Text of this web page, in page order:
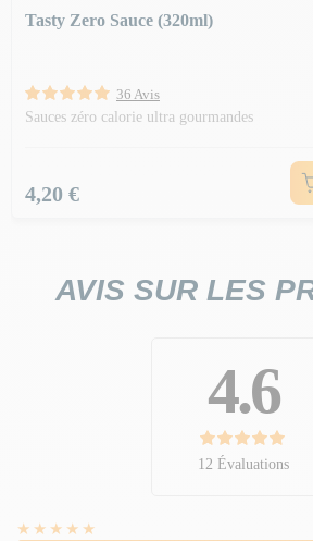
Tasty Zero Sauce (320ml)
36 Avis
Sauces zéro calorie ultra gourmandes
Prix
4,20 €
AVIS SUR LES
4.6
12 Évaluations
★★★★★